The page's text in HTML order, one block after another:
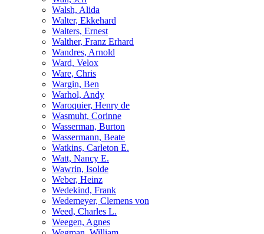
Walsh, Alida
Walter, Ekkehard
Walters, Ernest
Walther, Franz Erhard
Wandres, Arnold
Ward, Velox
Ware, Chris
Wargin, Ben
Warhol, Andy
Waroquier, Henry de
Wasmuht, Corinne
Wasserman, Burton
Wassermann, Beate
Watkins, Carleton E.
Watt, Nancy E.
Wawrin, Isolde
Weber, Heinz
Wedekind, Frank
Wedemeyer, Clemens von
Weed, Charles L.
Weegen, Agnes